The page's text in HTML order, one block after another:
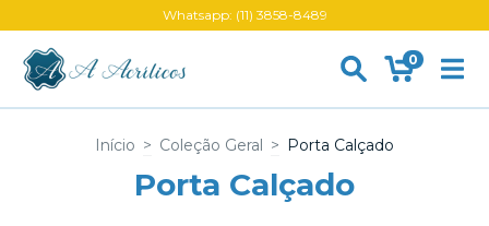
Whatsapp: (11) 3858-8489
0
Início > Coleção Geral > Porta Calçado
Porta Calçado